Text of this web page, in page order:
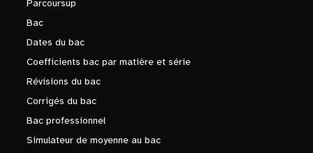
Parcoursup
Bac
Dates du bac
Coefficients bac par matière et série
Révisions du bac
Corrigés du bac
Bac professionnel
Simulateur de moyenne au bac